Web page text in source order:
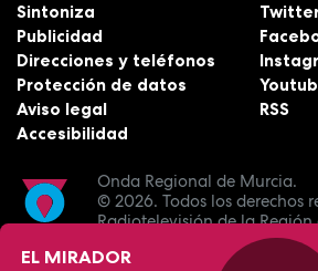
Onda Regional de Murcia.
© 2026. Todos los derechos
Radiotelevisión de la
Sintoniza
Publicidad
Direcciones y teléfonos
Protección de datos
Aviso legal
Accesibilidad
RSS
EL MIRADOR